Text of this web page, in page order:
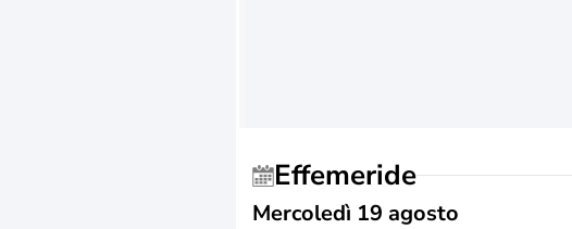
Effemeride
Mercoledì 19 agosto